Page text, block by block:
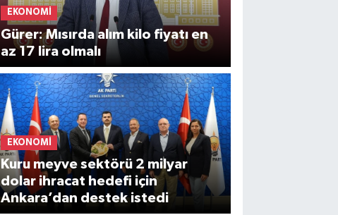
EKONOMI
Gürer: Mısırda alım kilo fiyatı en
az 17 lira olmalı
EKONOMI
Kuru meyve sektörü 2 milyar
dolar ihracat hedefi için
Ankara’dan destek istedi